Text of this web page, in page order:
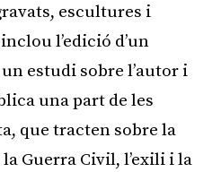
escultures i
l’edició d’un
estudi sobre l’autor i
una part de les
que tracten sobre la
Guerra Civil, l’exili i la